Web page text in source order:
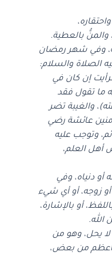
والمنُّ بالعطية.
وفي شهر رمضان
الصلاة والسلام:
إن كان في
ما تقول فقد
والغيبة تضر
عائشة رضي
وتوجب عليه
أهل العلم،
أو دنياه، وفي
أو زوجه، أو أي شيء
أو بالإشارة،
الله.
يحل، وهو من
أعظم من بعض،